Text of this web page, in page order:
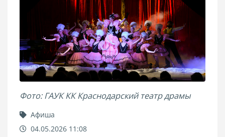
Фото: ГАУК КК Краснодарский театр драмы
Афиша
04.05.2026 11:08